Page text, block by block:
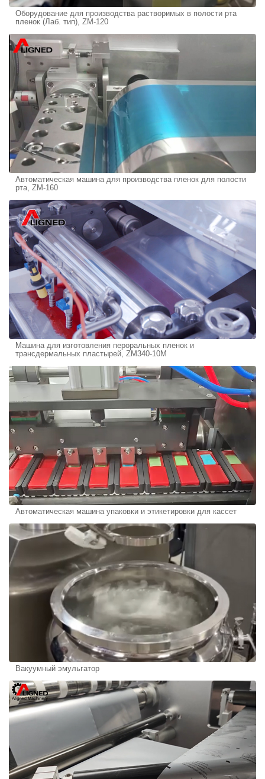
Оборудование для производства растворимых в полости рта
пленок (Лаб. тип), ZM-120
Автоматическая машина для производства пленок для полости
рта, ZM-160
Машина для изготовления пероральных пленок и
трансдермальных пластырей, ZM340-10M
Автоматическая машина упаковки и этикетировки для кассет
Вакуумный эмульгатор